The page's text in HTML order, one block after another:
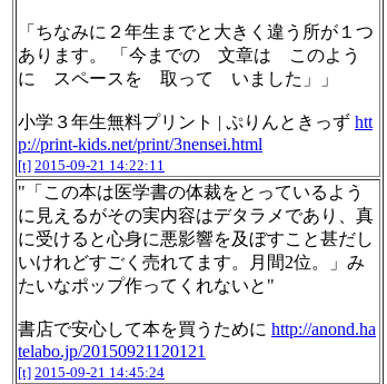
「ちなみに２年生までと大きく違う所が１つ
あります。 「今までの 文章は このよう
に スペースを 取って いました」」
小学３年生無料プリント | ぷりんときっず htt
p://print-kids.net/print/3nensei.html
[t] 2015-09-21 14:22:11
"「この本は医学書の体裁をとっているよう
に見えるがその実内容はデタラメであり、真
に受けると心身に悪影響を及ぼすこと甚だし
いけれどすごく売れてます。月間2位。」み
たいなポップ作ってくれないと"
書店で安心して本を買うために http://anond.ha
telabo.jp/20150921120121
[t] 2015-09-21 14:45:24